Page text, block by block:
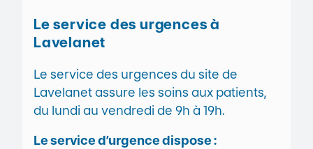
Le service des urgences à
Lavelanet
Le service des urgences du site de
Lavelanet assure les soins aux patients,
du lundi au vendredi de 9h à 19h.
Le service d’urgence dispose :